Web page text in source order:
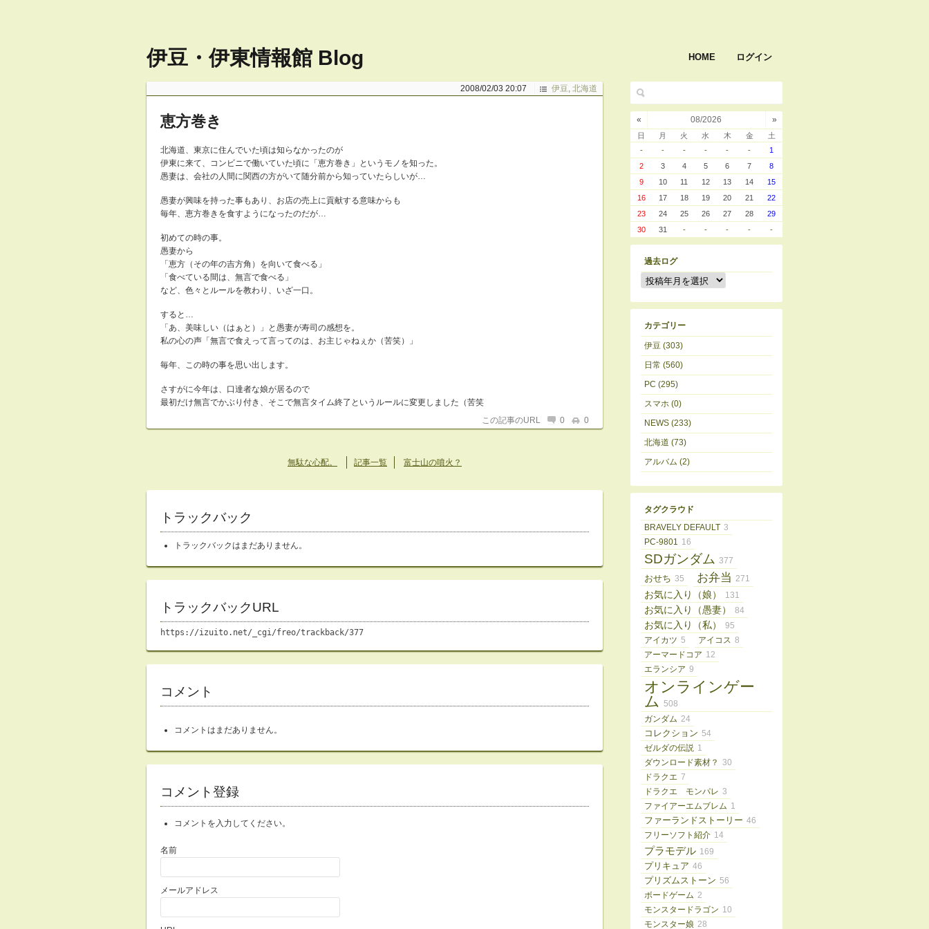
伊豆・伊東情報館 Blog HOME ログイン
2008/02/03 20:07 伊豆, 北海道
恵方巻き
北海道、東京に住んでいた頃は知らなかったのが
伊東に来て、コンビニで働いていた頃に「恵方巻き」というモノを知った。
愚妻は、会社の人間に関西の方がいて随分前から知っていたらしいが…
愚妻が興味を持った事もあり、お店の売上に貢献する意味からも
毎年、恵方巻きを食すようになったのだが…
初めての時の事。
愚妻から
「恵方（その年の吉方角）を向いて食べる」
「食べている間は、無言で食べる」
など、色々とルールを教わり、いざ一口。
すると…
「あ、美味しい（はぁと）」と愚妻が寿司の感想を。
私の心の声「無言で食えって言ってのは、お主じゃねぇか（苦笑）」
毎年、この時の事を思い出します。
さすがに今年は、口達者な娘が居るので
最初だけ無言でかぶり付き、そこで無言タイム終了というルールに変更しました（苦笑
この記事のURL
0 0
無駄な心配。 記事一覧 富士山の噴火？
トラックバック
トラックバックはまだありません。
トラックバックURL
https://izuito.net/_cgi/freo/trackback/377
コメント
コメントはまだありません。
コメント登録
コメントを入力してください。
名前
メールアドレス
« 08/2026 »
日 月 火 水 木 金
土
-
- - - - -
1
2
3 4 5 6 7
8
9
10 11 12 13 14
15
16
17 18 19 20 21
22
23
24 25 26 27 28
29
30
31 - - - - -
過去ログ
カテゴリー
伊豆 (303)
日常 (560)
PC (295)
スマホ (0)
NEWS (233)
北海道 (73)
アルバム (2)
タグクラウド
BRAVELY DEFAULT 3
PC-9801 16
SDガンダム 377
おせち 35 お弁当 271
お気に入り（娘） 131
お気に入り（愚妻） 84
お気に入り（私）
95
アイカツ 5 アイコス 8
アーマードコア 12
エランシア 9
オンラインゲー
ム 508
ガンダム 24
コレクション 54
ゼルダの伝説 1
ダウンロード素材？ 30
ドラクエ 7
ドラクエ モンパレ 3
ファイアーエムブレム 1
ファーランドストーリー 46
フリーソフト紹介 14
プラモデル 169
プリキュア 46
プリズムストーン 56
ボードゲーム 2
モンスタードラゴン 10
モンスター娘 28